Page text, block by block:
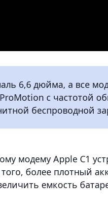
6,6 дюйма, а все
с частотой
беспроводной
модему Apple C1
более плотный
емкость